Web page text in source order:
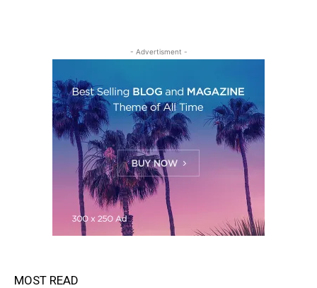
- Advertisment -
MOST READ